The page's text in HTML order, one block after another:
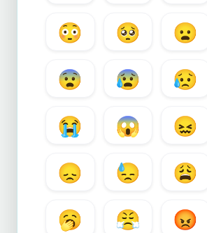
😳
🥺 😦
😨
😰 😥
😭
😱 😖
😞
😓 😩
🥱
😤 😡